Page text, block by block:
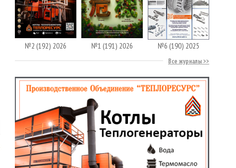
№2 (192) 2026 №1 (191) 2026 №6 (190) 2025
Все журналы